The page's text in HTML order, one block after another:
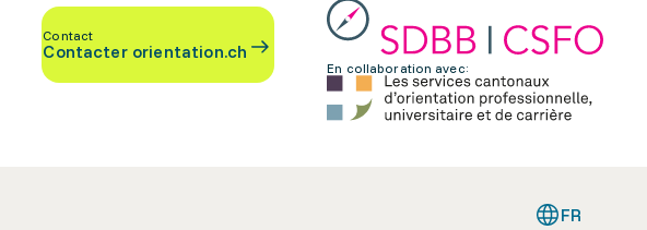
Contact
Contacter orientation.ch
En collaboration avec:
FR